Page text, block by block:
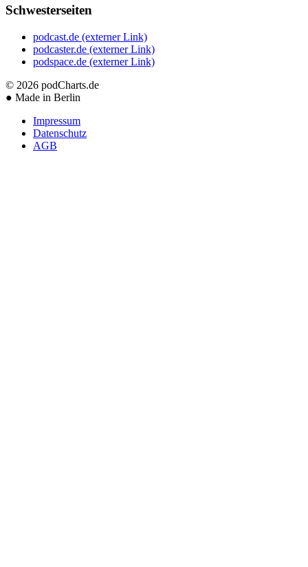
Schwesterseiten
podcast.de (externer Link)
podcaster.de (externer Link)
podspace.de (externer Link)
© 2026 podCharts.de
● Made in Berlin
Impressum
Datenschutz
AGB